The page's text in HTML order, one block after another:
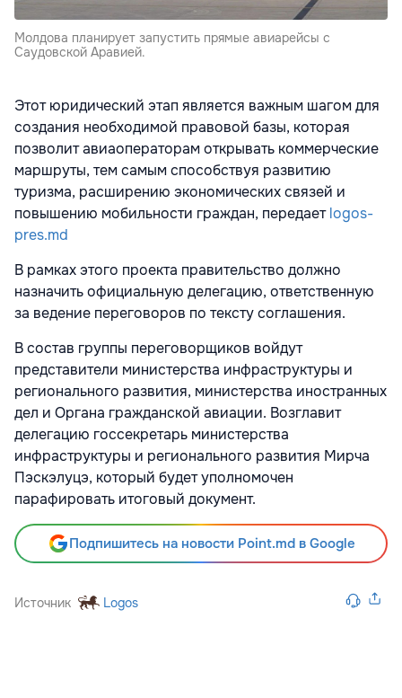
Молдова планирует запустить прямые авиарейсы с
Саудовской Аравией.
Этот юридический этап является важным шагом для
создания необходимой правовой базы, которая
позволит авиаоператорам открывать коммерческие
маршруты, тем самым способствуя развитию
туризма, расширению экономических связей и
повышению мобильности граждан, передаетlogos-
pres.md
В рамках этого проекта правительство должно
назначить официальную делегацию, ответственную
за ведение переговоров по тексту соглашения.
В состав группы переговорщиков войдут
представители министерства инфраструктуры и
регионального развития, министерства иностранных
дел и Органа гражданской авиации. Возглавит
делегацию госсекретарь министерства
инфраструктуры и регионального развития Мирча
Пэскэлуцэ, который будет уполномочен
парафировать итоговый документ.
Подпишитесь на новости Point.md в Google
Источник Logos